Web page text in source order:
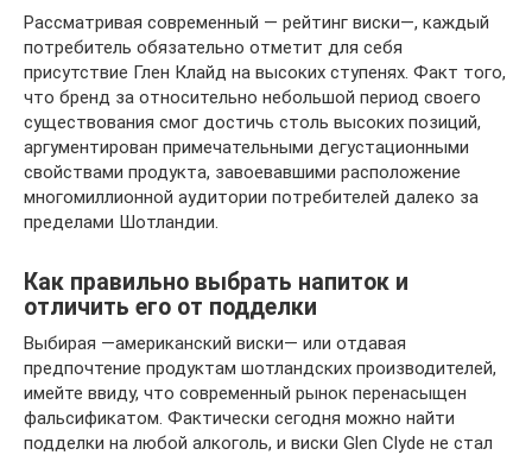
Рассматривая современный — рейтинг виски—, каждый
потребитель обязательно отметит для себя
присутствие Глен Клайд на высоких ступенях. Факт того,
что бренд за относительно небольшой период своего
существования смог достичь столь высоких позиций,
аргументирован примечательными дегустационными
свойствами продукта, завоевавшими расположение
многомиллионной аудитории потребителей далеко за
пределами Шотландии.
Как правильно выбрать напиток и
отличить его от подделки
Выбирая —американский виски— или отдавая
предпочтение продуктам шотландских производителей,
имейте ввиду, что современный рынок перенасыщен
фальсификатом. Фактически сегодня можно найти
подделки на любой алкоголь, и виски Glen Clyde не стал